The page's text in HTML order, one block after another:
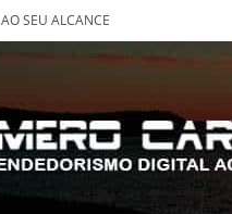
SEU ALCANCE